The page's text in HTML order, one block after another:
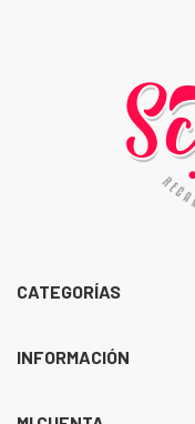
CATEGORÍAS
INFORMACIÓN